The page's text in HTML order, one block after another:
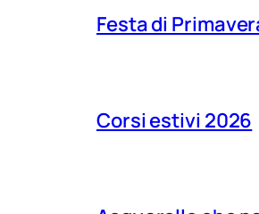
Festa di
Corsi estivi 2026